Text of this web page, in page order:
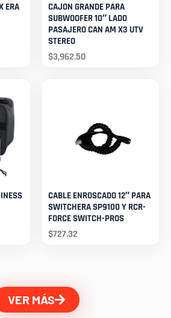
ERA
CAJON GRANDE PARA
SUBWOOFER 10″ LADO
PASAJERO CAN AM X3 UTV
STEREO
$3,962.50
CABLE ENROSCADO 12″ PARA
SWITCHERA SP9100 Y RCR-
FORCE SWITCH-PROS
$727.32
VER MÁS